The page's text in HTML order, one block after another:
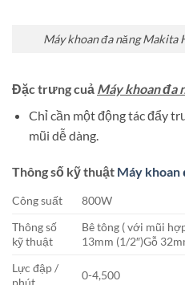
Máy khoan đa năng Makita
Đặc trưng cuả Máy khoan đa
Chỉ cần một động tác đẩy
mũi dễ dàng.
Thông số kỹ thuật Máy khoan
Công suất
800W
Thông số
kỹ thuật
Bê tông ( với mũi
13mm (1/2″)Gỗ
Lực đập /
0-4,500